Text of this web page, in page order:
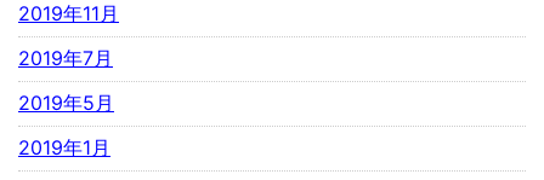
2019年11月
2019年7月
2019年5月
2019年1月